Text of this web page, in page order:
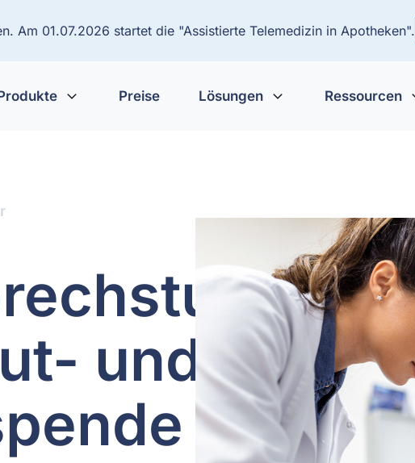
Am 01.07.2026 startet die "Assistierte Telemedizin in Apotheken".
Preise Lösungen Ressourcen
und